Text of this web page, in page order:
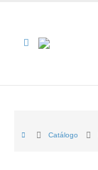
Catálogo